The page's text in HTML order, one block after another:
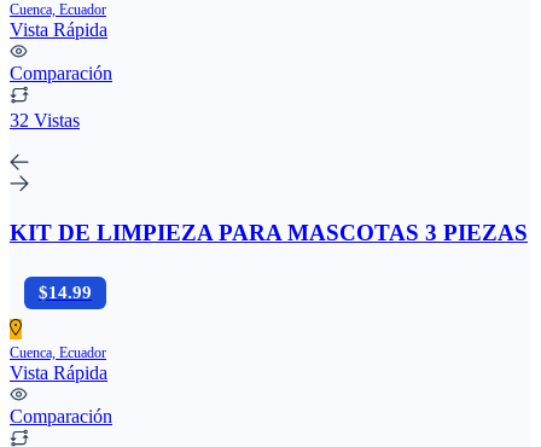
Cuenca, Ecuador
Vista Rápida
Comparación
32 Vistas
KIT DE LIMPIEZA PARA MASCOTAS 3 PIEZAS
$14.99
Cuenca, Ecuador
Vista Rápida
Comparación